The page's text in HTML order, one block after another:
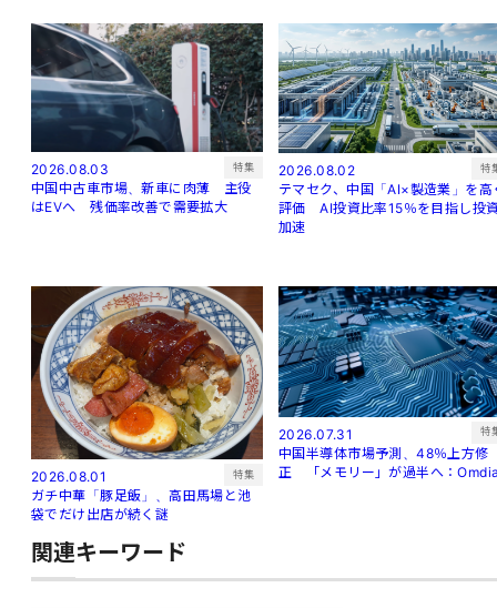
2026.08.03 特集
中国中古車市場、新車に肉薄 主役
はEVへ 残価率改善で需要拡大
2026.08.02 特
テマセク、中国「AI×製造業」を高
評価 AI投資比率15％を目指し投
加速
2026.08.01 特集
ガチ中華「豚足飯」、高田馬場と池
袋でだけ出店が続く謎
2026.07.31 特
中国半導体市場予測、48％上方修
正 「メモリー」が過半へ：
関連キーワード